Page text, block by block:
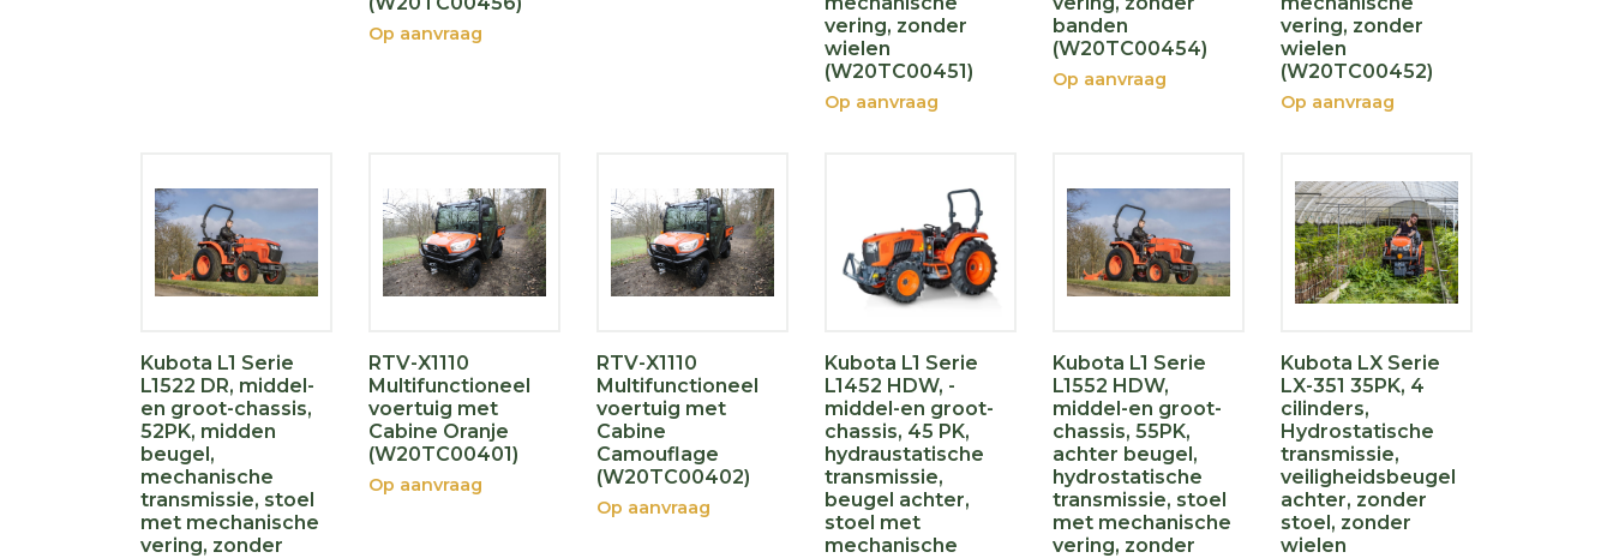
Op aanvraag
vering, zonder
wielen
(W20TC00451)
Op aanvraag
banden
(W20TC00454)
Op aanvraag
vering, zonder
wielen
(W20TC00452)
Op aanvraag
Kubota L1 Serie
L1522 DR, middel-
en groot-chassis,
52PK, midden
beugel,
mechanische
transmissie, stoel
met mechanische
vering, zonder
RTV-X1110
Multifunctioneel
voertuig met
Cabine Oranje
(W20TC00401)
Op aanvraag
RTV-X1110
Multifunctioneel
voertuig met
Cabine
Camouflage
(W20TC00402)
Op aanvraag
Kubota L1 Serie
L1452 HDW, -
middel-en groot-
chassis, 45 PK,
hydraustatische
transmissie,
beugel achter,
stoel met
mechanische
Kubota L1 Serie
L1552 HDW,
middel-en groot-
chassis, 55PK,
achter beugel,
hydrostatische
transmissie, stoel
met mechanische
vering, zonder
Kubota LX Serie
LX-351 35PK, 4
cilinders,
Hydrostatische
transmissie,
veiligheidsbeugel
achter, zonder
stoel, zonder
wielen